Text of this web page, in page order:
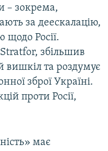
– зокрема,
за деескалацію,
Росії.
збільшив
вишкіл та роздумує
зброї Україні.
проти Росії,
має